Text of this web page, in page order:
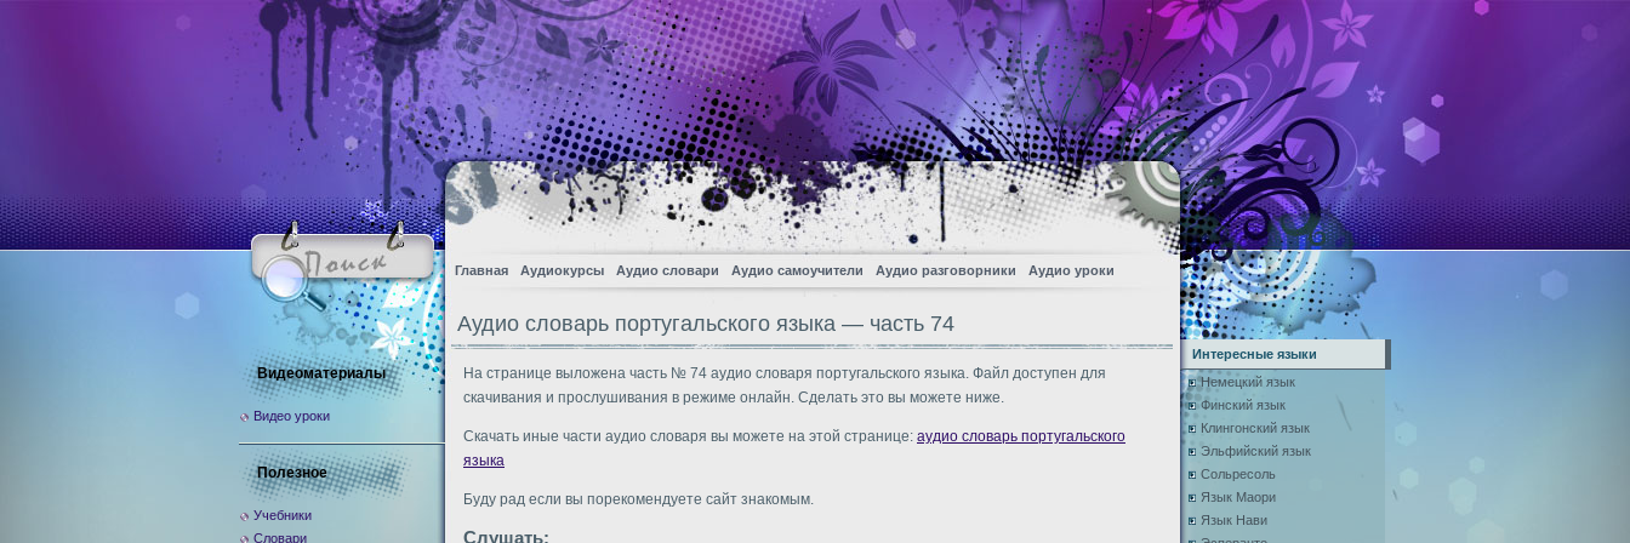
Главная Аудиокурсы Аудио словари Аудио самоучители Аудио разговорники Аудио уроки
Аудио словарь португальского языка — часть 74
На странице выложена часть № 74 аудио словаря португальского языка. Файл доступен для
скачивания и прослушивания в режиме онлайн. Сделать это вы можете ниже.
Скачать иные части аудио словаря вы можете на этой странице: аудио словарь португальского
языка
Буду рад если вы порекомендуете сайт знакомым.
Слушать:
Видеоматериалы
Видео уроки
Полезное
Учебники
Словари
Интересные языки
Немецкий язык
Финский язык
Клингонский язык
Эльфийский язык
Сольресоль
Язык Маори
Язык Нави